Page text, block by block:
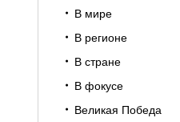
В мире
В регионе
В стране
В фокусе
Великая Победа